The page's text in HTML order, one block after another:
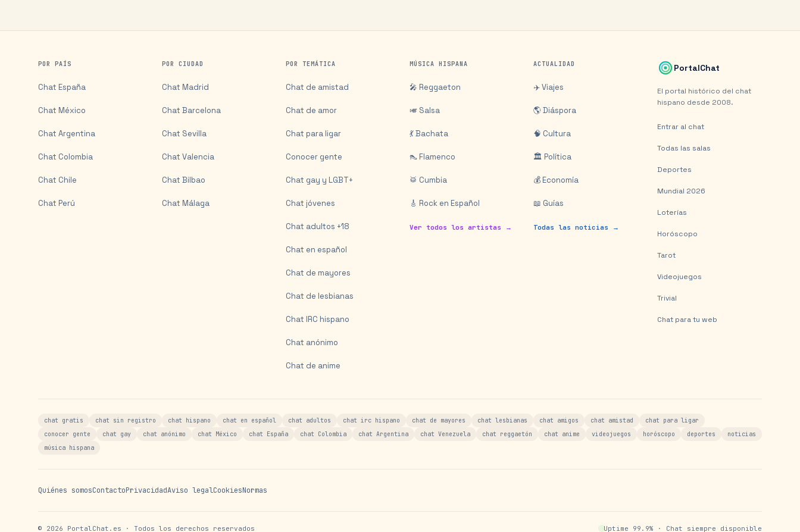
POR PAÍS
Chat España
Chat México
Chat Argentina
Chat Colombia
Chat Chile
Chat Perú
POR CIUDAD
Chat Madrid
Chat Barcelona
Chat Sevilla
Chat Valencia
Chat Bilbao
Chat Málaga
POR TEMÁTICA
Chat de amistad
Chat de amor
Chat para ligar
Conocer gente
Chat gay y LGBT+
Chat jóvenes
Chat adultos +18
Chat en español
Chat de mayores
Chat de lesbianas
Chat IRC hispano
Chat anónimo
Chat de anime
MÚSICA HISPANA
🎤 Reggaeton
🎺 Salsa
💃 Bachata
👠 Flamenco
🥁 Cumbia
🎸 Rock en Español
Ver todos los artistas →
ACTUALIDAD
✈️ Viajes
🌎 Diáspora
🧠 Cultura
🏛️ Política
💰 Economía
📖 Guías
Todas las noticias →
PortalChat
El portal histórico del chat
hispano desde 2008.
Entrar al chat
Todas las salas
Deportes
Mundial 2026
Loterías
Horóscopo
Tarot
Videojuegos
Trivial
Chat para tu web
chat gratis chat sin registro chat hispano chat en español chat adultos chat irc hispano chat de mayores chat lesbianas chat amigos chat amistad
chat para ligar
conocer gente
chat gay chat anónimo chat México chat España chat Colombia chat Argentina chat Venezuela chat reggaetón chat anime videojuegos horóscopo deportes
noticias
música hispana
Quiénes somosContactoPrivacidadAviso legalCookiesNormas
© 2026 PortalChat.es · Todos los derechos reservados Uptime 99.9% · Chat siempre disponible